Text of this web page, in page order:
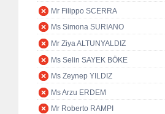
Mr Filippo SCERRA
Ms Simona SURIANO
Mr Ziya ALTUNYALDIZ
Ms Selin SAYEK BÖKE
Ms Zeynep YILDIZ
Ms Arzu ERDEM
Mr Roberto RAMPI